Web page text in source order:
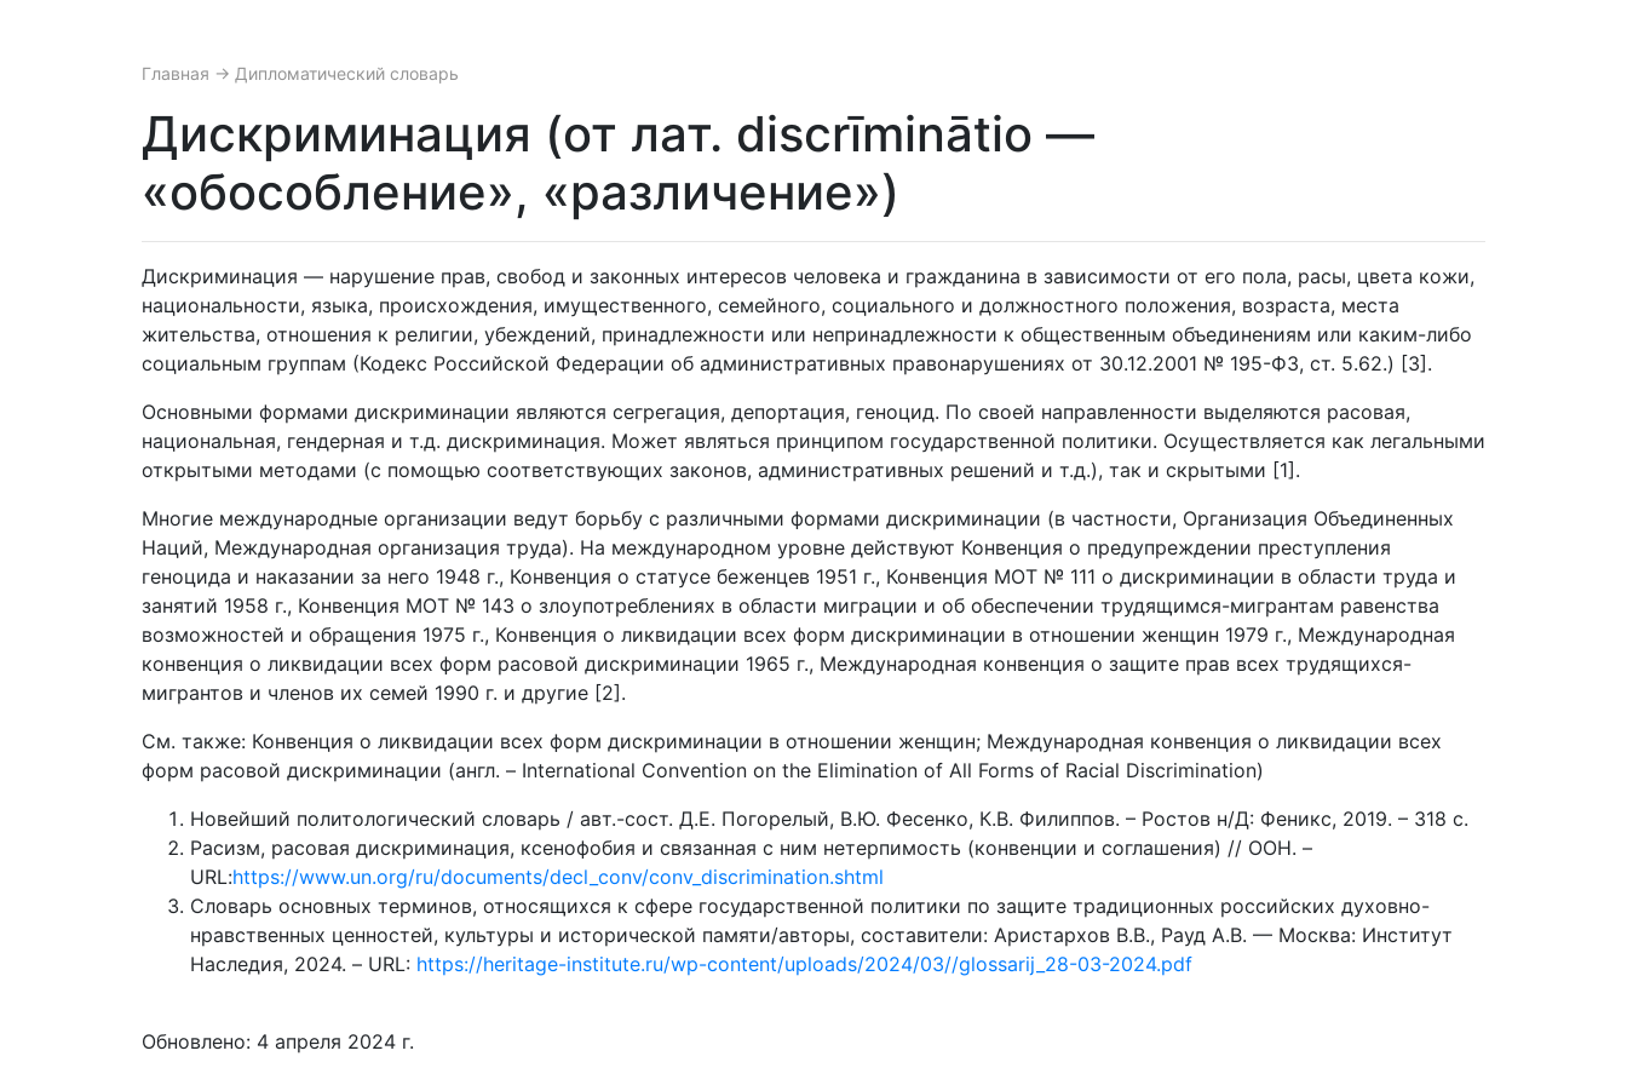
Главная → Дипломатический словарь
Дискриминация (от лат. discrīminātio —
«обособление», «различение»)
Дискриминация — нарушение прав, свобод и законных интересов человека и гражданина в зависимости от его пола, расы, цвета кожи,
национальности, языка, происхождения, имущественного, семейного, социального и должностного положения, возраста, места
жительства, отношения к религии, убеждений, принадлежности или непринадлежности к общественным объединениям или каким-либо
социальным группам (Кодекс Российской Федерации об административных правонарушениях от 30.12.2001 № 195-ФЗ, ст. 5.62.) [3].
Основными формами дискриминации являются сегрегация, депортация, геноцид. По своей направленности выделяются расовая,
национальная, гендерная и т.д. дискриминация. Может являться принципом государственной политики. Осуществляется как легальными
открытыми методами (с помощью соответствующих законов, административных решений и т.д.), так и скрытыми [1].
Многие международные организации ведут борьбу с различными формами дискриминации (в частности, Организация Объединенных
Наций, Международная организация труда). На международном уровне действуют Конвенция о предупреждении преступления
геноцида и наказании за него 1948 г., Конвенция о статусе беженцев 1951 г., Конвенция МОТ № 111 о дискриминации в области труда и
занятий 1958 г., Конвенция МОТ № 143 о злоупотреблениях в области миграции и об обеспечении трудящимся-мигрантам равенства
возможностей и обращения 1975 г., Конвенция о ликвидации всех форм дискриминации в отношении женщин 1979 г., Международная
конвенция о ликвидации всех форм расовой дискриминации 1965 г., Международная конвенция о защите прав всех трудящихся-
мигрантов и членов их семей 1990 г. и другие [2].
См. также: Конвенция о ликвидации всех форм дискриминации в отношении женщин; Международная конвенция о ликвидации всех
форм расовой дискриминации (англ. – International Convention on the Elimination of All Forms of Racial Discrimination)
Новейший политологический словарь / авт.-сост. Д.Е. Погорелый, В.Ю. Фесенко, К.В. Филиппов. – Ростов н/Д: Феникс, 2019. – 318 с.
Расизм, расовая дискриминация, ксенофобия и связанная с ним нетерпимость (конвенции и соглашения) // ООН. –
URL:https://www.un.org/ru/documents/decl_conv/conv_discrimination.shtml
Словарь основных терминов, относящихся к сфере государственной политики по защите традиционных российских духовно-
нравственных ценностей, культуры и исторической памяти/авторы, составители: Аристархов В.В., Рауд А.В. — Москва: Институт
Наследия, 2024. – URL: https://heritage-institute.ru/wp-content/uploads/2024/03//glossarij_28-03-2024.pdf
Обновлено: 4 апреля 2024 г.